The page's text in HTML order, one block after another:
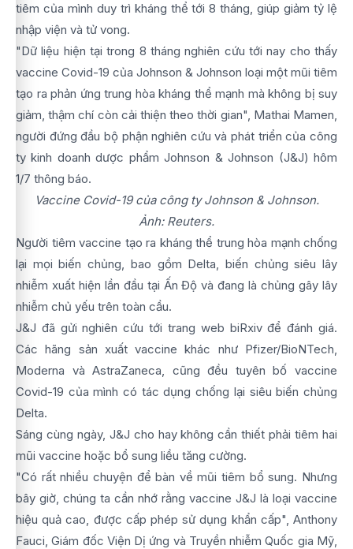
tiêm của mình duy trì kháng thể tới 8 tháng, giúp giảm tỷ lệ
nhập viện và tử vong.
"Dữ liệu hiện tại trong 8 tháng nghiên cứu tới nay cho thấy
vaccine Covid-19 của Johnson & Johnson loại một mũi tiêm
tạo ra phản ứng trung hòa kháng thể mạnh mà không bị suy
giảm, thậm chí còn cải thiện theo thời gian", Mathai Mamen,
người đứng đầu bộ phận nghiên cứu và phát triển của công
ty kinh doanh dược phẩm Johnson & Johnson (J&J) hôm
1/7 thông báo.
Vaccine Covid-19 của công ty Johnson & Johnson.
Ảnh: Reuters.
Người tiêm vaccine tạo ra kháng thể trung hòa mạnh chống
lại mọi biến chủng, bao gồm Delta, biến chủng siêu lây
nhiễm xuất hiện lần đầu tại Ấn Độ và đang là chủng gây lây
nhiễm chủ yếu trên toàn cầu.
J&J đã gửi nghiên cứu tới trang web biRxiv để đánh giá.
Các hãng sản xuất vaccine khác như Pfizer/BioNTech,
Moderna và AstraZaneca, cũng đều tuyên bố vaccine
Covid-19 của mình có tác dụng chống lại siêu biến chủng
Delta.
Sáng cùng ngày, J&J cho hay không cần thiết phải tiêm hai
mũi vaccine hoặc bổ sung liều tăng cường.
"Có rất nhiều chuyện để bàn về mũi tiêm bổ sung. Nhưng
bây giờ, chúng ta cần nhớ rằng vaccine J&J là loại vaccine
hiệu quả cao, được cấp phép sử dụng khẩn cấp", Anthony
Fauci, Giám đốc Viện Dị ứng và Truyền nhiễm Quốc gia Mỹ,